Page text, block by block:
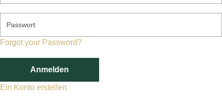
Passwort
Forgot your Password?
Anmelden
Ein Konto erstellen